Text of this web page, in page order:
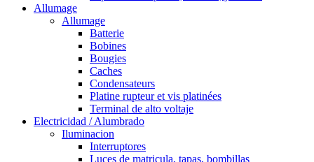
Allumage
Allumage
Batterie
Bobines
Bougies
Caches
Condensateurs
Platine rupteur et vis platinées
Terminal de alto voltaje
Electricidad / Alumbrado
Iluminacion
Interruptores
Luces de matricula, tapas, bombillas